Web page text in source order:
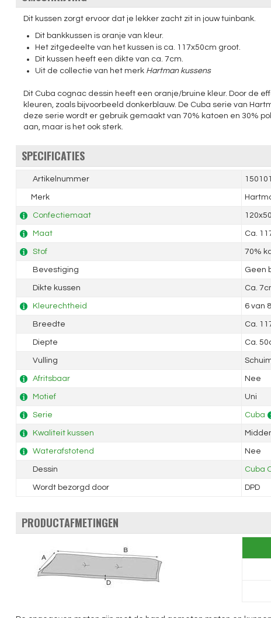
Dit kussen zorgt ervoor dat je lekker zacht zit in jouw tuinbank.
Dit bankkussen is oranje van kleur.
Het zitgedeelte van het kussen is ca. 117x50cm groot.
Dit kussen heeft een dikte van ca. 7cm.
Uit de collectie van het merk Hartman kussens
Dit Cuba cognac dessin heeft een oranje/bruine kleur. Door de
kleuren, zoals bijvoorbeeld donkerblauw. De Cuba serie van
deze serie wordt er gebruik gemaakt van 70% katoen en 30%
aan, maar is het ook sterk.
SPECIFICATIES
Artikelnummer
Merk
Confectiemaat
Maat Ca.
Stof 70%
Bevestiging Geen
Dikte kussen Ca.
Kleurechtheid 6 van 8
Breedte Ca.
Diepte Ca.
Vulling
Afritsbaar Nee
Motief Uni
Serie Cuba
Kwaliteit kussen
Waterafstotend Nee
Dessin Cuba
Wordt bezorgd door DPD
PRODUCTAFMETINGEN